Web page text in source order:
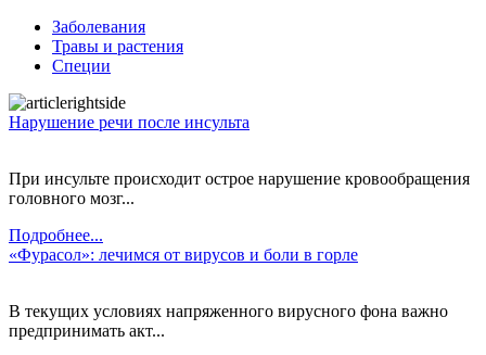
Заболевания
Травы и растения
Специи
Нарушение речи после инсульта
При инсульте происходит острое нарушение кровообращения
головного мозг...
Подробнее...
«Фурасол»: лечимся от вирусов и боли в горле
В текущих условиях напряженного вирусного фона важно
предпринимать акт...